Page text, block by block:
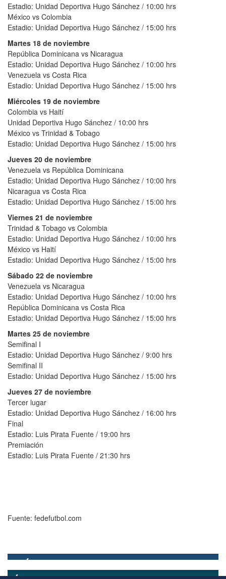
Estadio: Unidad Deportiva Hugo Sánchez / 10:00 hrs
México vs Colombia
Estadio: Unidad Deportiva Hugo Sánchez / 15:00 hrs
Martes 18 de noviembre
República Dominicana vs Nicaragua
Estadio: Unidad Deportiva Hugo Sánchez / 10:00 hrs
Venezuela vs Costa Rica
Estadio: Unidad Deportiva Hugo Sánchez / 15:00 hrs
Miércoles 19 de noviembre
Colombia vs Haití
Unidad Deportiva Hugo Sánchez / 10:00 hrs
México vs Trinidad & Tobago
Estadio: Unidad Deportiva Hugo Sánchez / 15:00 hrs
Jueves 20 de noviembre
Venezuela vs República Dominicana
Estadio: Unidad Deportiva Hugo Sánchez / 10:00 hrs
Nicaragua vs Costa Rica
Estadio: Unidad Deportiva Hugo Sánchez / 15:00 hrs
Viernes 21 de noviembre
Trinidad & Tobago vs Colombia
Estadio: Unidad Deportiva Hugo Sánchez / 10:00 hrs
México vs Haití
Estadio: Unidad Deportiva Hugo Sánchez / 15:00 hrs
Sábado 22 de noviembre
Venezuela vs Nicaragua
Estadio: Unidad Deportiva Hugo Sánchez / 10:00 hrs
República Dominicana vs Costa Rica
Estadio: Unidad Deportiva Hugo Sánchez / 15:00 hrs
Martes 25 de noviembre
Semifinal I
Estadio: Unidad Deportiva Hugo Sánchez / 9:00 hrs
Semifinal II
Estadio: Unidad Deportiva Hugo Sánchez / 15:00 hrs
Jueves 27 de noviembre
Tercer lugar
Estadio: Unidad Deportiva Hugo Sánchez / 16:00 hrs
Final
Estadio: Luis Pirata Fuente / 19:00 hrs
Premiación
Estadio: Luis Pirata Fuente / 21:30 hrs
Fuente: fedefutbol.com